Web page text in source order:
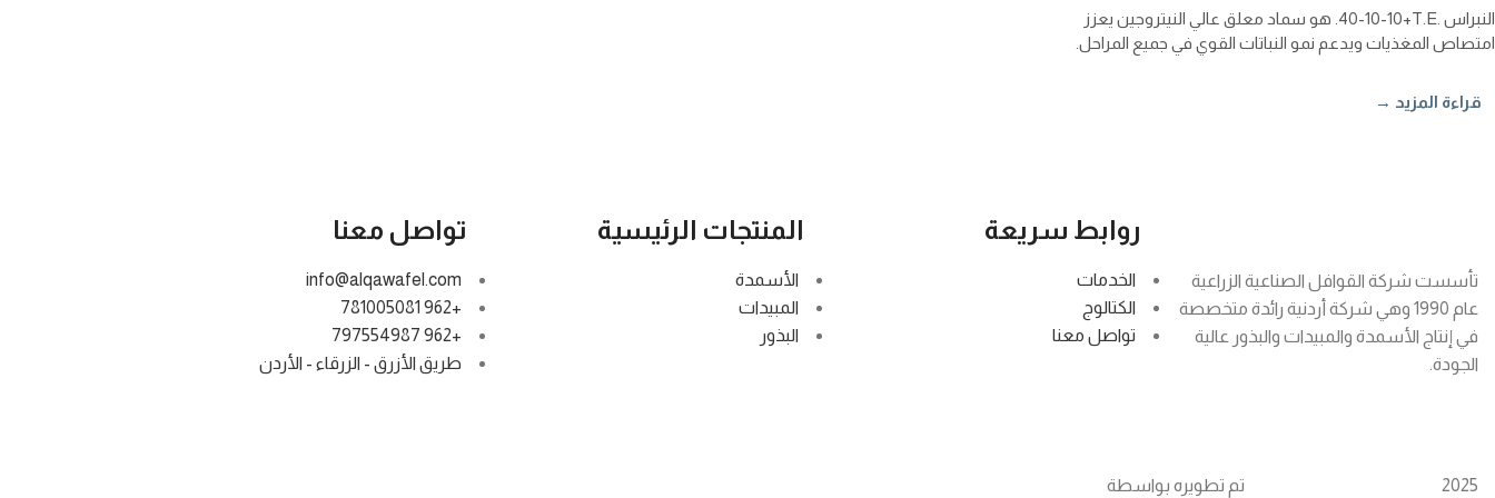
النبراس 40-10-10+T.E. . هو سماد معلق عالي النيتروجين يعزز
امتصاص المغذيات ويدعم نمو النباتات القوي في جميع المراحل.
قراءة المزيد →
تأسست شركة القوافل الصناعية الزراعية
عام 1990 وهي شركة أردنية رائدة متخصصة
في إنتاج الأسمدة والمبيدات والبذور عالية
الجودة.
روابط سريعة
الخدمات
الكتالوج
تواصل معنا
المنتجات الرئيسية
الأسمدة
المبيدات
البذور
تواصل معنا
info@alqawafel.com
+962 781005081
+962 797554987
طريق الأزرق - الزرقاء - الأردن
2025 تم تطويره بواسطة